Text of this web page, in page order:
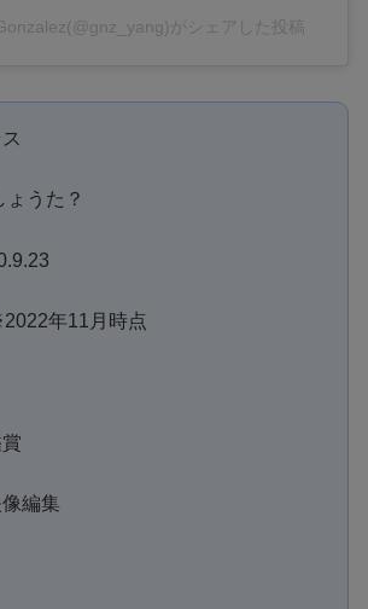
がシェアした投稿
うた？
年11月時点
編集